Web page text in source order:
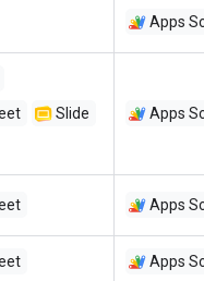
Apps
Slide
Apps
Apps
Apps